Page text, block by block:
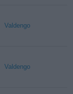
Valdengo
Valdengo